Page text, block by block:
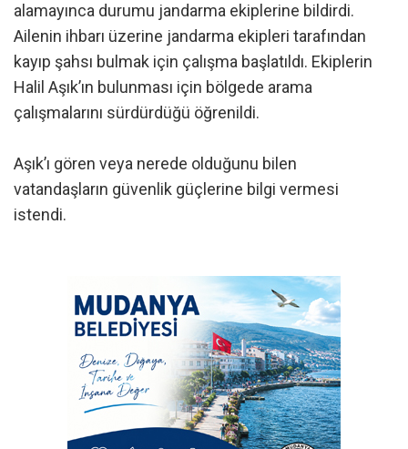
alamayınca durumu jandarma ekiplerine bildirdi.
Ailenin ihbarı üzerine jandarma ekipleri tarafından
kayıp şahsı bulmak için çalışma başlatıldı. Ekiplerin
Halil Aşık’ın bulunması için bölgede arama
çalışmalarını sürdürdüğü öğrenildi.
Aşık’ı gören veya nerede olduğunu bilen
vatandaşların güvenlik güçlerine bilgi vermesi
istendi.